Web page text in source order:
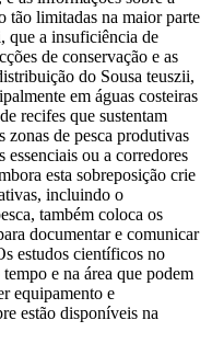
tão limitadas na maior parte
que a insuficiência de
de conservação e as
do Sousa teuszii,
em águas costeiras
recifes que sustentam
zonas de pesca produtivas
essenciais ou a corredores
esta sobreposição crie
incluindo o
também coloca os
documentar e comunicar
estudos científicos no
e na área que podem
equipamento e
estão disponíveis na